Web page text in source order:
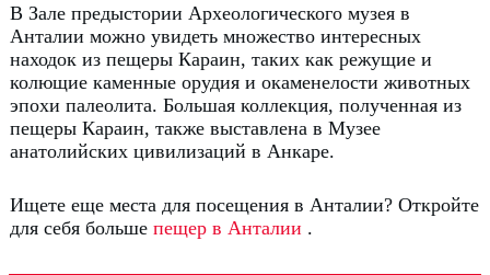
В Зале предыстории Археологического музея в
Анталии можно увидеть множество интересных
находок из пещеры Караин, таких как режущие и
колющие каменные орудия и окаменелости животных
эпохи палеолита. Большая коллекция, полученная из
пещеры Караин, также выставлена в Музее
анатолийских цивилизаций в Анкаре.
Ищете еще места для посещения в Анталии? Откройте
для себя больше пещер в Анталии .